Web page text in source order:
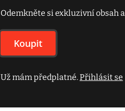
Odemkněte si exkluzivní obsah
Koupit
Už mám předplatné.Přihlásit se